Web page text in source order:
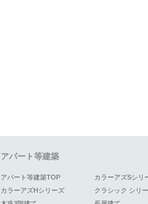
アパート等建築
アパート等建築TOP
カラーアズSシリ
カラーアズHシリーズ
クラシック シリ